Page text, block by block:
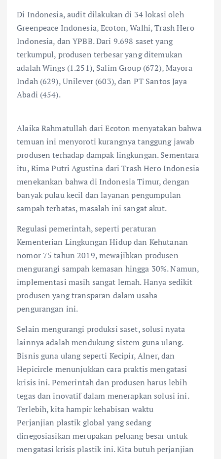
Di Indonesia, audit dilakukan di 34 lokasi oleh
Greenpeace Indonesia, Ecoton, Walhi, Trash Hero
Indonesia, dan YPBB. Dari 9.698 saset yang
terkumpul, produsen terbesar yang ditemukan
adalah Wings (1.251), Salim Group (672), Mayora
Indah (629), Unilever (603), dan PT Santos Jaya
Abadi (454).
Alaika Rahmatullah dari Ecoton menyatakan bahwa
temuan ini menyoroti kurangnya tanggung jawab
produsen terhadap dampak lingkungan. Sementara
itu, Rima Putri Agustina dari Trash Hero Indonesia
menekankan bahwa di Indonesia Timur, dengan
banyak pulau kecil dan layanan pengumpulan
sampah terbatas, masalah ini sangat akut.
Regulasi pemerintah, seperti peraturan
Kementerian Lingkungan Hidup dan Kehutanan
nomor 75 tahun 2019, mewajibkan produsen
mengurangi sampah kemasan hingga 30%. Namun,
implementasi masih sangat lemah. Hanya sedikit
produsen yang transparan dalam usaha
pengurangan ini.
Selain mengurangi produksi saset, solusi nyata
lainnya adalah mendukung sistem guna ulang.
Bisnis guna ulang seperti Kecipir, Alner, dan
Hepicircle menunjukkan cara praktis mengatasi
krisis ini. Pemerintah dan produsen harus lebih
tegas dan inovatif dalam menerapkan solusi ini.
Terlebih, kita hampir kehabisan waktu
Perjanjian plastik global yang sedang
dinegosiasikan merupakan peluang besar untuk
mengatasi krisis plastik ini. Kita butuh perjanjian